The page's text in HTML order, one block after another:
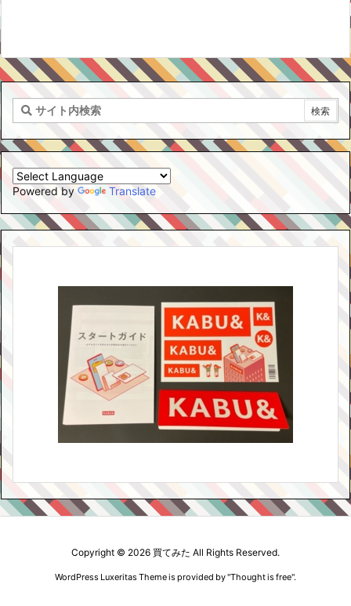
Powered by Translate
Copyright © 2026 買てみた All Rights Reserved.
WordPress Luxeritas Theme is provided by "Thought is free".